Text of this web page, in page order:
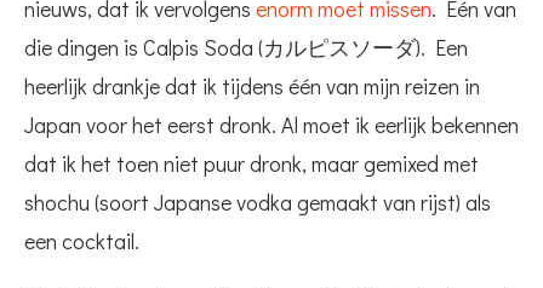
nieuws, dat ik vervolgens enorm moet missen. Eén van
die dingen is Calpis Soda (カルピスソーダ). Een
heerlijk drankje dat ik tijdens één van mijn reizen in
Japan voor het eerst dronk. Al moet ik eerlijk bekennen
dat ik het toen niet puur dronk, maar gemixed met
shochu (soort Japanse vodka gemaakt van rijst) als
een cocktail.